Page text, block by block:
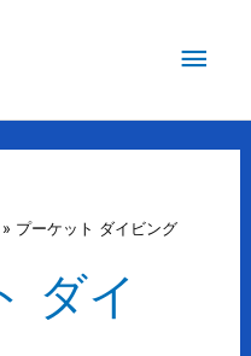
メ
メ
プーケット ダイビング
ダイ